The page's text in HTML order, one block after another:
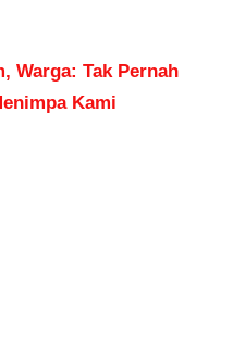
Warga: Tak Pernah
Kami